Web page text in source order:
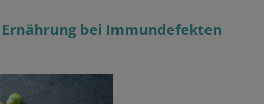
bei Immundefekten